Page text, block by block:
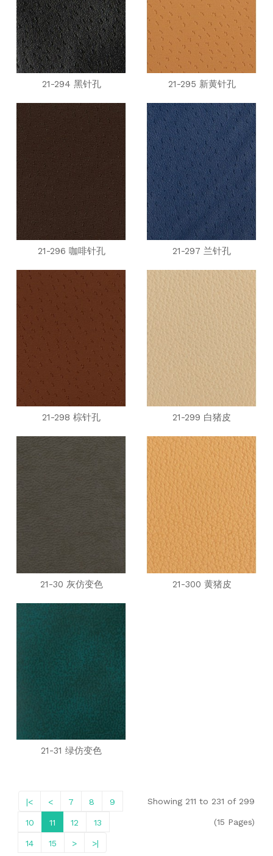
21-294 黑针孔 21-295 新黄针孔
21-296 咖啡针孔 21-297 兰针孔
21-298 棕针孔 21-299 白猪皮
21-30 灰仿变色 21-300 黄猪皮
21-31 绿仿变色
|< < 7 8 9
10 11 12 13
14 15 > >|
Showing 211 to 231 of 299
(15 Pages)